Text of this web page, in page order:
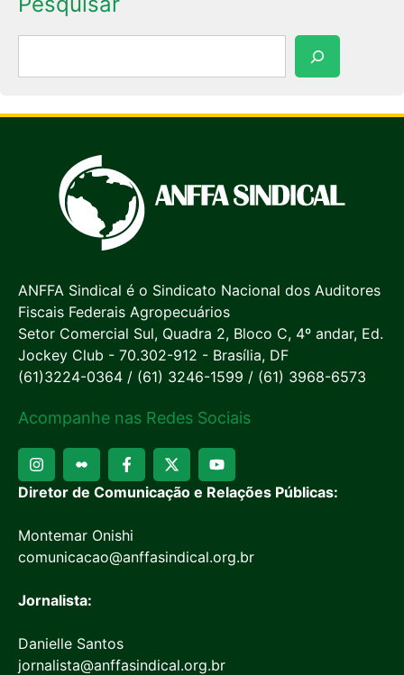
ANFFA Sindical é o Sindicato Nacional dos Auditores
Fiscais Federais Agropecuários
Setor Comercial Sul, Quadra 2, Bloco C, 4º andar, Ed.
Jockey Club - 70.302-912 - Brasília, DF
(61)3224-0364 / (61) 3246-1599 / (61) 3968-6573
Acompanhe nas Redes Sociais
Diretor de Comunicação e Relações Públicas:
Montemar Onishi
comunicacao@anffasindical.org.br
Jornalista:
Danielle Santos
jornalista@anffasindical.org.br